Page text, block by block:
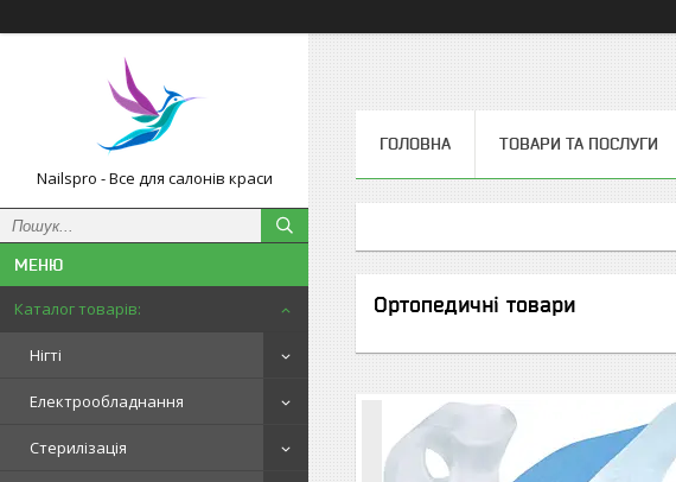
Nailspro - Все для салонів краси
Каталог товарів:
Нігті
Електрообладнання
Стерилізація
ГОЛОВНА ТОВАРИ ТА ПОСЛУГИ
Ортопедичні товари